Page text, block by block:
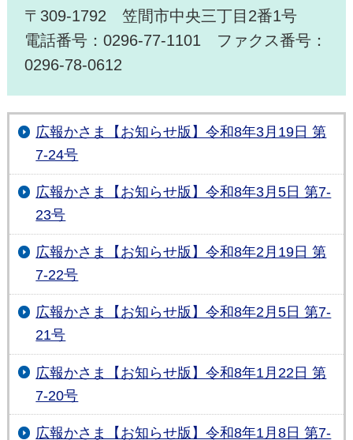
〒309-1792 笠間市中央三丁目2番1号
電話番号：0296-77-1101 ファクス番号：
0296-78-0612
広報かさま【お知らせ版】令和8年3月19日 第
7-24号
広報かさま【お知らせ版】令和8年3月5日 第7-
23号
広報かさま【お知らせ版】令和8年2月19日 第
7-22号
広報かさま【お知らせ版】令和8年2月5日 第7-
21号
広報かさま【お知らせ版】令和8年1月22日 第
7-20号
広報かさま【お知らせ版】令和8年1月8日 第7-